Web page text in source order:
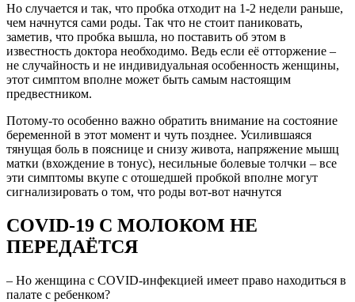
Но случается и так, что пробка отходит на 1-2 недели раньше,
чем начнутся сами роды. Так что не стоит паниковать,
заметив, что пробка вышла, но поставить об этом в
известность доктора необходимо. Ведь если её отторжение –
не случайность и не индивидуальная особенность женщины,
этот симптом вполне может быть самым настоящим
предвестником.
Потому-то особенно важно обратить внимание на состояние
беременной в этот момент и чуть позднее. Усилившаяся
тянущая боль в пояснице и снизу живота, напряжение мышц
матки (вхождение в тонус), несильные болевые толчки – все
эти симптомы вкупе с отошедшей пробкой вполне могут
сигнализировать о том, что роды вот-вот начнутся
COVID-19 С МОЛОКОМ НЕ
ПЕРЕДАЁТСЯ
– Но женщина с COVID-инфекцией имеет право находиться в
палате с ребенком?